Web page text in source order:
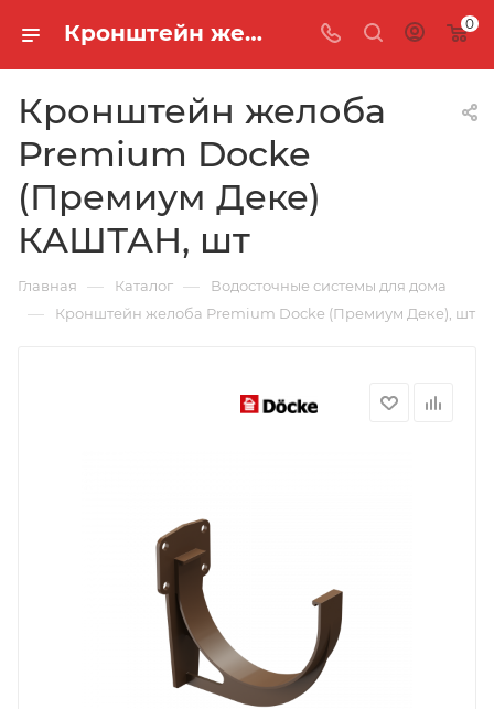
Кронштейн желоба Premium Docke (Премиум Деке) КАШТАН, шт 0
Кронштейн желоба
Premium Docke
(Премиум Деке)
КАШТАН, шт
Главная — Каталог — Водосточные системы для дома
— Кронштейн желоба Premium Docke (Премиум Деке), шт